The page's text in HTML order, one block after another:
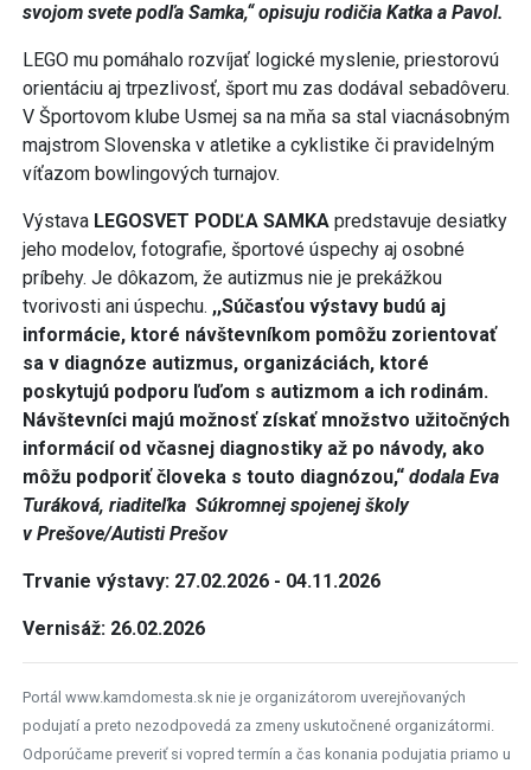
svojom svete podľa Samka,“ opisuju rodičia Katka a Pavol.
LEGO mu pomáhalo rozvíjať logické myslenie, priestorovú
orientáciu aj trpezlivosť, šport mu zas dodával sebadôveru.
V Športovom klube Usmej sa na mňa sa stal viacnásobným
majstrom Slovenska v atletike a cyklistike či pravidelným
víťazom bowlingových turnajov.
Výstava LEGOSVET PODĽA SAMKA predstavuje desiatky
jeho modelov, fotografie, športové úspechy aj osobné
príbehy. Je dôkazom, že autizmus nie je prekážkou
tvorivosti ani úspechu. ,,Súčasťou výstavy budú aj
informácie, ktoré návštevníkom pomôžu zorientovať
sa v diagnóze autizmus, organizáciách, ktoré
poskytujú podporu ľuďom s autizmom a ich rodinám.
Návštevníci majú možnosť získať množstvo užitočných
informácií od včasnej diagnostiky až po návody, ako
môžu podporiť človeka s touto diagnózou,“ dodala Eva
Turáková, riaditeľka Súkromnej spojenej školy
v Prešove/Autisti Prešov
Trvanie výstavy: 27.02.2026 - 04.11.2026
Vernisáž: 26.02.2026
Portál www.kamdomesta.sk nie je organizátorom uverejňovaných
podujatí a preto nezodpovedá za zmeny uskutočnené organizátormi.
Odporúčame preveriť si vopred termín a čas konania podujatia priamo u